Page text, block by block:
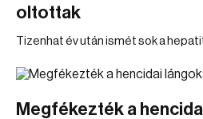
oltottak
Tizenhat év után ismét sok a
Megfékezték a